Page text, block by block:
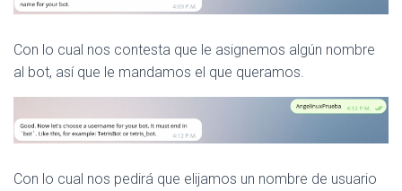
Con lo cual nos contesta que le asignemos algún nombre
al bot, así que le mandamos el que queramos.
Con lo cual nos pedirá que elijamos un nombre de usuario